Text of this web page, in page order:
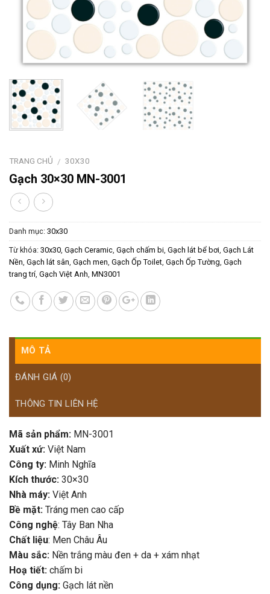
TRANG CHỦ / 30X30
Gạch 30×30 MN-3001
Danh mục: 30x30
Từ khóa: 30x30, Gạch Ceramic, Gạch chấm bi, Gạch lát bể bơi, Gạch Lát
Nền, Gạch lát sân, Gạch men, Gạch Ốp Toilet, Gạch Ốp Tường, Gạch
trang trí, Gạch Việt Anh, MN3001
MÔ TẢ
ĐÁNH GIÁ (0)
THÔNG TIN LIÊN HỆ
Mã sản phẩm: MN-3001
Xuất xứ: Việt Nam
Công ty: Minh Nghĩa
Kích thước: 30×30
Nhà máy: Việt Anh
Bề mặt: Tráng men cao cấp
Công nghệ: Tây Ban Nha
Chất liệu: Men Châu Âu
Màu sắc: Nền trắng màu đen + da + xám nhạt
Hoạ tiết: chấm bi
Công dụng: Gạch lát nền